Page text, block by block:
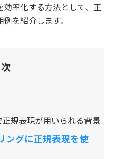
率化する方法として、正
を紹介します。
規表現が用いられる背景
ングに正規表現を使